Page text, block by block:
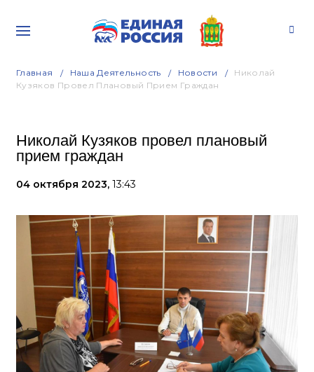
Главная Наша Деятельность Новости
Николай
Кузяков Провел Плановый Прием Граждан
Николай Кузяков провел плановый
прием граждан
04 октября 2023, 13:43